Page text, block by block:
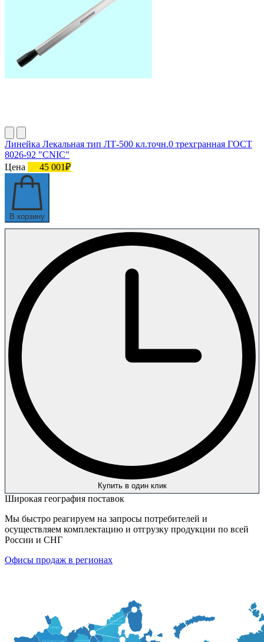
Линейка Лекальная тип ЛТ-500 кл.точн.0 трехгранная ГОСТ
8026-92 "CNIC"
Цена
45 001₽
В корзину
Купить в один клик
Широкая география поставок
Мы быстро реагируем на запросы потребителей и
осуществляем комплектацию и отгрузку продукции по всей
России и СНГ
Офисы продаж в регионах